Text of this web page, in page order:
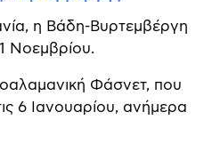
η Βάδη-Βυρτεμβέργη
Νοεμβρίου.
Φάσνετ, που
6 Ιανουαρίου, ανήμερα